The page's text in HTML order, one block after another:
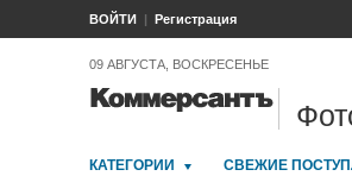
ВОЙТИ Регистрация
09 АВГУСТА, ВОСКРЕСЕНЬЕ
КАТЕГОРИИ СВЕЖИЕ